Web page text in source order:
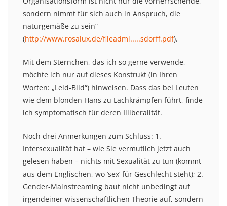
sondern nimmt für sich auch in Anspruch, die
naturgemäße zu sein“
(http://www.rosalux.de/fileadmi.....sdorff.pdf).
Mit dem Sternchen, das ich so gerne verwende,
möchte ich nur auf dieses Konstrukt (in Ihren
Worten: „Leid-Bild“) hinweisen. Dass das bei Leuten
wie dem blonden Hans zu Lachkrämpfen führt, finde
ich symptomatisch für deren Illiberalität.
Noch drei Anmerkungen zum Schluss: 1.
Intersexualität hat – wie Sie vermutlich jetzt auch
gelesen haben – nichts mit Sexualität zu tun (kommt
aus dem Englischen, wo ’sex‘ für Geschlecht steht); 2.
Gender-Mainstreaming baut nicht unbedingt auf
irgendeiner wissenschaftlichen Theorie auf, sondern